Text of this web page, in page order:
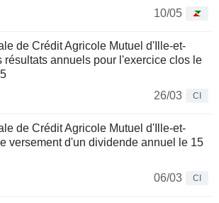
10/05
de Crédit Agricole Mutuel d'Ille-et-
résultats annuels pour l'exercice clos le
26/03
CI
de Crédit Agricole Mutuel d'Ille-et-
versement d'un dividende annuel le 15
06/03
CI